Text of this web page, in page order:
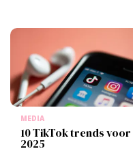
MEDIA
10 TikTok trends voor
2025